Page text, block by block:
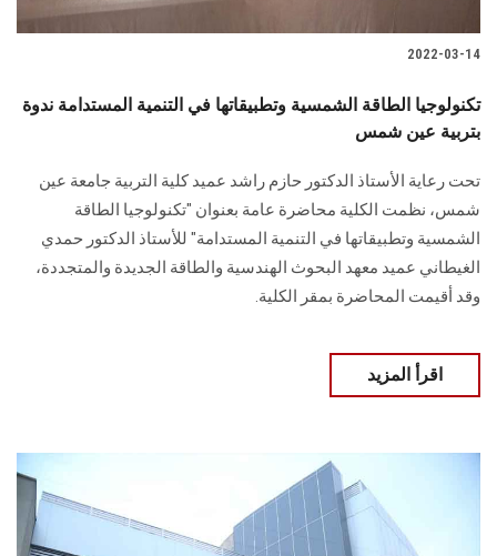
2022-03-14
تكنولوجيا الطاقة الشمسية وتطبيقاتها في التنمية المستدامة ندوة
بتربية عين شمس
تحت رعاية الأستاذ الدكتور حازم راشد عميد كلية التربية جامعة عين
شمس، نظمت الكلية محاضرة عامة بعنوان "تكنولوجيا الطاقة
الشمسية وتطبيقاتها في التنمية المستدامة" للأستاذ الدكتور حمدي
الغيطاني عميد معهد البحوث الهندسية والطاقة الجديدة والمتجددة،
وقد أقيمت المحاضرة بمقر الكلية.
اقرأ المزيد